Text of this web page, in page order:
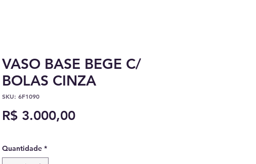
VASO BASE BEGE C/
BOLAS CINZA
SKU: 6F1090
R$ 3.000,00Preço
Quantidade *